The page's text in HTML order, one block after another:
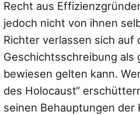
Recht aus
jedoch nicht von ihnen
Richter verlassen sich auf
Geschichtsschreibung als
bewiesen gelten kann.
des Holocaust“
seinen Behauptungen der